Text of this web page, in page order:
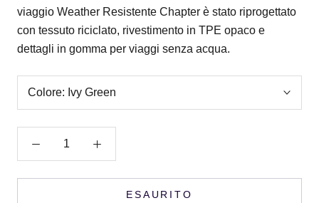
viaggio Weather Resistente Chapter è stato riprogettato
con tessuto riciclato, rivestimento in TPE opaco e
dettagli in gomma per viaggi senza acqua.
Colore: Ivy Green
ESAURITO